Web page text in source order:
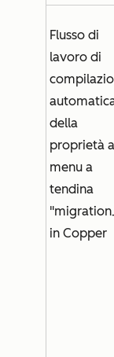
Flusso di
lavoro di
della
proprietà a
menu a
tendina
in Copper